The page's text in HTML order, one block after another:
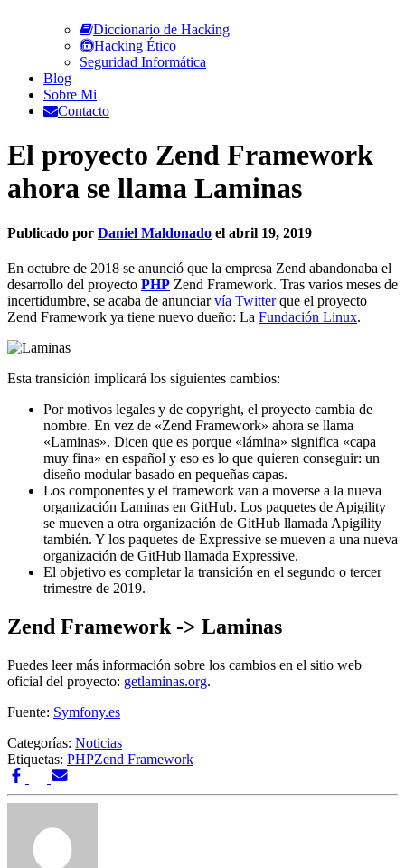
Diccionario de Hacking
Hacking Ético
Seguridad Informática
Blog
Sobre Mi
Contacto
El proyecto Zend Framework
ahora se llama Laminas
Publicado por Daniel Maldonado el abril 19, 2019
En octubre de 2018 se anunció que la empresa Zend abandonaba el
desarrollo del proyecto PHP Zend Framework. Tras varios meses de
incertidumbre, se acaba de anunciar vía Twitter que el proyecto
Zend Framework ya tiene nuevo dueño: La Fundación Linux.
Esta transición implicará los siguientes cambios:
Por motivos legales y de copyright, el proyecto cambia de
nombre. En vez de «Zend Framework» ahora se llama
«Laminas». Dicen que es porque «lámina» significa «capa
muy fina» en español y eso es lo que quieren conseguir: un
diseño modular basado en pequeñas capas.
Los componentes y el framework van a moverse a la nueva
organización Laminas en GitHub. Los paquetes de Apigility
se mueven a otra organización de GitHub llamada Apigility
también. Y los paquetes de Expressive se mueven a una nueva
organización de GitHub llamada Expressive.
El objetivo es completar la transición en el segundo o tercer
trimestre de 2019.
Zend Framework -> Laminas
Puedes leer más información sobre los cambios en el sitio web
oficial del proyecto: getlaminas.org.
Fuente: Symfony.es
Categorías: Noticias
Etiquetas: PHPZend Framework